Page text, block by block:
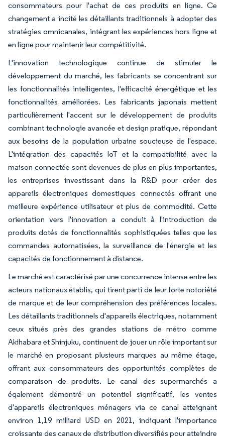
consommateurs pour l'achat de ces produits en ligne. Ce
changement a incité les détaillants traditionnels à adopter des
stratégies omnicanales, intégrant les expériences hors ligne et
en ligne pour maintenir leur compétitivité.
L'innovation technologique continue de stimuler le
développement du marché, les fabricants se concentrant sur
les fonctionnalités intelligentes, l'efficacité énergétique et les
fonctionnalités améliorées. Les fabricants japonais mettent
particulièrement l'accent sur le développement de produits
combinant technologie avancée et design pratique, répondant
aux besoins de la population urbaine soucieuse de l'espace.
L'intégration des capacités IoT et la compatibilité avec la
maison connectée sont devenues de plus en plus importantes,
les entreprises investissant dans la R&D pour créer des
appareils électroniques domestiques connectés offrant une
meilleure expérience utilisateur et plus de commodité. Cette
orientation vers l'innovation a conduit à l'introduction de
produits dotés de fonctionnalités sophistiquées telles que les
commandes automatisées, la surveillance de l'énergie et les
capacités de fonctionnement à distance.
Le marché est caractérisé par une concurrence intense entre les
acteurs nationaux établis, qui tirent parti de leur forte notoriété
de marque et de leur compréhension des préférences locales.
Les détaillants traditionnels d'appareils électriques, notamment
ceux situés près des grandes stations de métro comme
Akihabara et Shinjuku, continuent de jouer un rôle important sur
le marché en proposant plusieurs marques au même étage,
offrant aux consommateurs des opportunités complètes de
comparaison de produits. Le canal des supermarchés a
également démontré un potentiel significatif, les ventes
d'appareils électroniques ménagers via ce canal atteignant
environ 1,19 milliard USD en 2021, indiquant l'importance
croissante des canaux de distribution diversifiés pour atteindre